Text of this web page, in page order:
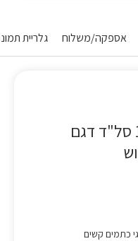
אספקה/משלוח גלריית
מכונת כביסה 9 ק"ג 1200 סל"ד דגם